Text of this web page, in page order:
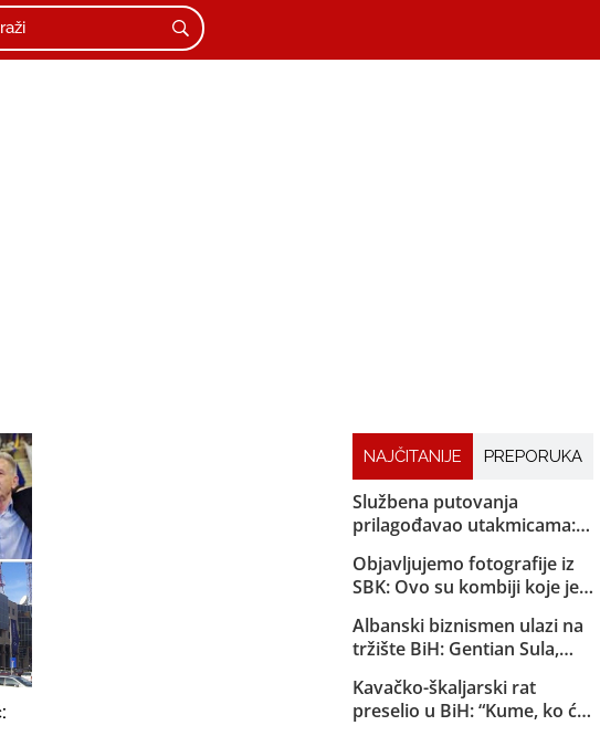
NAJČITANIJE PREPORUKA
Službena putovanja
prilagođavao utakmicama:
državnom trošku pratio
reprezentaciju BiH
Objavljujemo fotografije iz
SBK: Ovo su kombiji koje je
Republike Srpske za akciju u
Bugojnu!
Albanski biznismen ulazi na
tržište BiH: Gentian Sula,
u dvije države, dobio licencu
DERK-a za trgovinu strujom
Kavačko-škaljarski rat
preselio u BiH: “Kume, ko će